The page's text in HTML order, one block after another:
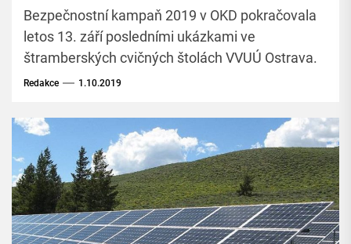
Bezpečnostní kampaň 2019 v OKD pokračovala
letos 13. září posledními ukázkami ve
štramberských cvičných štolách VVUÚ Ostrava.
Redakce 1.10.2019